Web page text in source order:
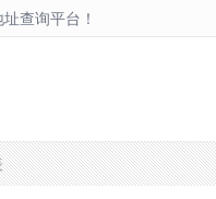
查询平台！